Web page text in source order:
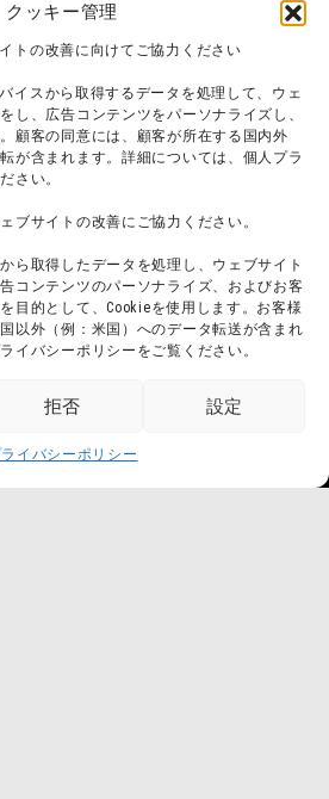
クッキー管理
トの改善に向けてご協力ください
イスから取得するデータを処理して、ウェ
し、広告コンテンツをパーソナライズし、
顧客の同意には、顧客が所在する国内外
が含まれます。詳細については、個人プラ
さい。
ブサイトの改善にご協力ください。
ら取得したデータを処理し、ウェブサイト
コンテンツのパーソナライズ、およびお客
目的として、Cookieを使用します。お客様
以外（例：米国）へのデータ転送が含まれ
イバシーポリシーをご覧ください。
拒否 設定
ライバシーポリシー
ニジゲンノモリとは？
画 SNS
法令に基づく表記
会社概要
スタッフ募集